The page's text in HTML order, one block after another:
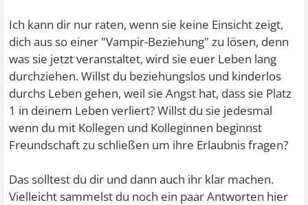
Ich kann dir nur raten, wenn sie keine Einsicht zeigt,
dich aus so einer "Vampir-Beziehung" zu lösen, denn
was sie jetzt veranstaltet, wird sie euer Leben lang
durchziehen. Willst du beziehungslos und kinderlos
durchs Leben gehen, weil sie Angst hat, dass sie Platz
1 in deinem Leben verliert? Willst du sie jedesmal
wenn du mit Kollegen und Kolleginnen beginnst
Freundschaft zu schließen um ihre Erlaubnis fragen?
Das solltest du dir und dann auch ihr klar machen.
Vielleicht sammelst du noch ein paar Antworten hier